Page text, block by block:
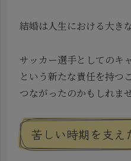
結婚は人生における大き
サッカー選手としてのキ
という新たな責任を持つ
つながったのかもしれませ
苦しい時期を支え